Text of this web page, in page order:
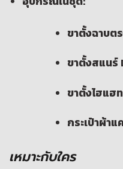
ขาตั้งฉาบต
ขาตั้งสแนร์
ขาตั้งไฮแฮ
กระเป๋าผ้า
เหมาะกับใคร